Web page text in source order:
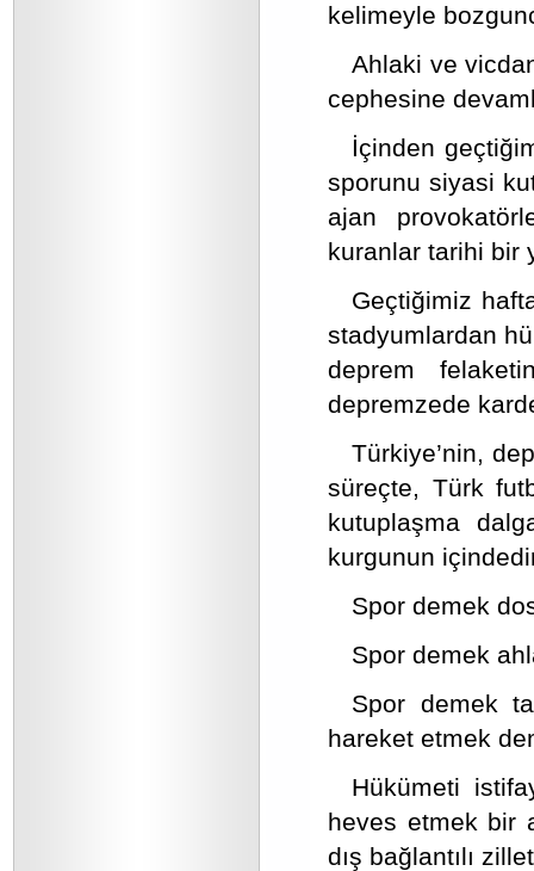
kelimeyle
Ahlaki ve
cephesine
İçinden
sporunu siyasi
ajan
kuranlar tarihi bir
Geçtiğimiz
stadyumlardan
deprem
depremzede
Türkiye’nin,
süreçte, Türk
kutuplaşma
kurgunun
Spor demek
Spor demek
Spor demek
hareket etmek
Hükümeti
heves etmek bir
dış bağlantılı